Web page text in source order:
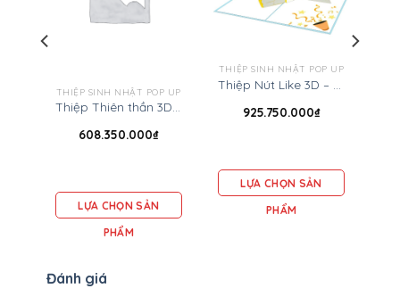
THIỆP SINH NHẬT POP UP
Thiệp Thiên thần 3D – Thiệp cảm ơn
608.350.000₫
LỰA CHỌN SẢN
PHẨM
THIỆP SINH NHẬT POP UP
925.750.000₫
LỰA CHỌN SẢN
PHẨM
Đánh giá